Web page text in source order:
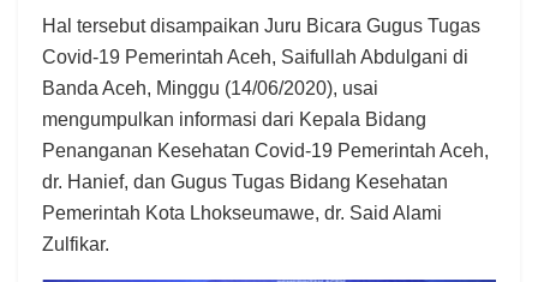
Hal tersebut disampaikan Juru Bicara Gugus Tugas
Covid-19 Pemerintah Aceh, Saifullah Abdulgani di
Banda Aceh, Minggu (14/06/2020), usai
mengumpulkan informasi dari Kepala Bidang
Penanganan Kesehatan Covid-19 Pemerintah Aceh,
dr. Hanief, dan Gugus Tugas Bidang Kesehatan
Pemerintah Kota Lhokseumawe, dr. Said Alami
Zulfikar.